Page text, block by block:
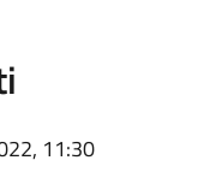
11:30